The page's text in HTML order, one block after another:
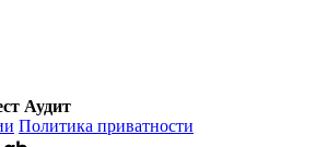
Аудит
Политика приватности